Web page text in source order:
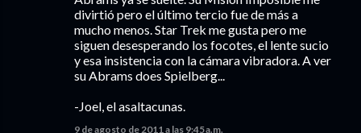
divirtió pero el último tercio fue de más a
mucho menos. Star Trek me gusta pero me
siguen desesperando los focotes, el lente sucio
y esa insistencia con la cámara vibradora. A ver
su Abrams does Spielberg...
-Joel, el asaltacunas.
9 de agosto de 2011 a las 9:45 a.m.